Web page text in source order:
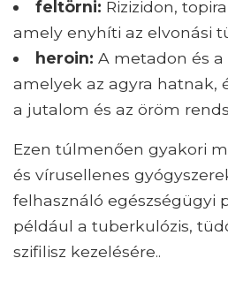
feltörni: Rizizidon,
amely enyhíti az elvonási
heroin: A metadon és
amelyek az agyra hatnak,
a jutalom és az öröm
Ezen túlmenően gyakori
és vírusellenes
felhasználó egészségügyi
például a tuberkulózis,
szifilisz kezelésére..